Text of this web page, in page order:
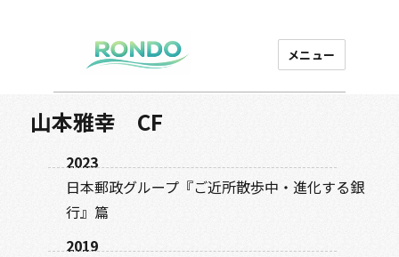
ロンド
芸能プロダクション
メニュー
山本雅幸 CF
2023
日本郵政グループ『ご近所散歩中・進化する銀
行』篇
2019